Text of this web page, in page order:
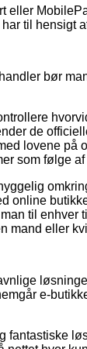
eller
til hensigt
bør
de
lovene
som følge
online
til
mand eller
e-
fantastiske